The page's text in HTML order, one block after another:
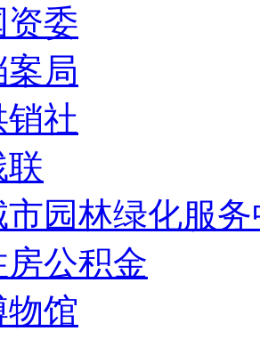
委
局
社
联
市园林绿化服
公积金
馆